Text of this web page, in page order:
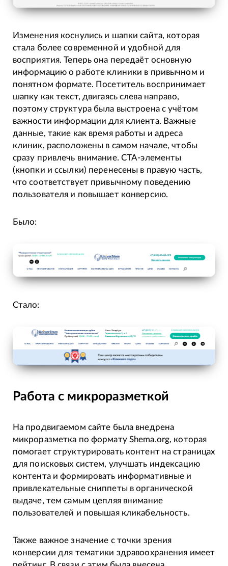
Изменения коснулись и шапки сайта, которая
стала более современной и удобной для
восприятия. Теперь она передаёт основную
информацию о работе клиники в привычном и
понятном формате. Посетитель воспринимает
шапку как текст, двигаясь слева направо,
поэтому структура была выстроена с учётом
важности информации для клиента. Важные
данные, такие как время работы и адреса
клиник, расположены в самом начале, чтобы
сразу привлечь внимание. CTA-элементы
(кнопки и ссылки) перенесены в правую часть,
что соответствует привычному поведению
пользователя и повышает конверсию.
Было:
Стало:
Работа с микроразметкой
На продвигаемом сайте была внедрена
микроразметка по формату Shema.org, которая
помогает структурировать контент на страницах
для поисковых систем, улучшать индексацию
контента и формировать информативные и
привлекательные сниппеты в органической
выдаче, тем самым цепляя внимание
пользователей и повышая кликабельность.
Также важное значение с точки зрения
конверсии для тематики здравоохранения имеет